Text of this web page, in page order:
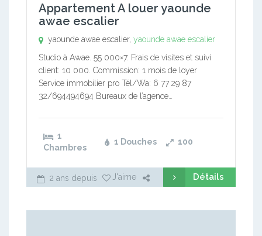
Appartement A louer yaounde
awae escalier
yaounde awae escalier, yaounde awae escalier
Studio à Awae. 55 000×7. Frais de visites et suivi
client: 10 000. Commission: 1 mois de loyer
Service immobilier pro Tél/Wa: 6 77 29 87
32/694494694 Bureaux de l’agence…
1
Chambres
1 Douches 100
2 ans depuis J'aime Détails